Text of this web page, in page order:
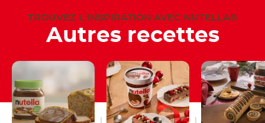
TROUVEZ L'INSPIRATION AVEC NUTELLA®
Autres recettes